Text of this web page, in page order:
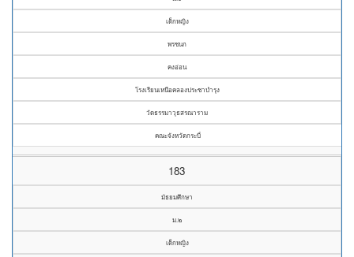
เด็กหญิง
พรชนก
คงอ่อน
โรงเรียนเหนือคลองประชาบำรุง
วัดธรรมาวุธสรณาราม
คณะจังหวัดกระบี่
183
มัธยมศึกษา
ม.๒
เด็กหญิง